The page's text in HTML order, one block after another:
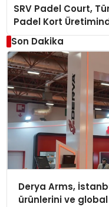
SRV Padel Court,
Padel Kort
Son Dakika
Derya Arms,
ürünlerini ve